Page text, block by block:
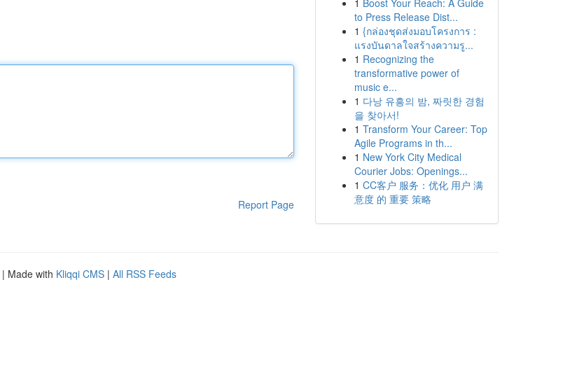
Report Page
1 Boost Your Reach: A Guide
to Press Release Dist...
1 {กล่องชุดส่งมอบโครงการ :
แรงบันดาลใจสร้างความรู...
1 Recognizing the
transformative power of
music e...
1 다낭 유흥의 밤, 짜릿한 경험
을 찾아서!
1 Transform Your Career: Top
Agile Programs in th...
1 New York City Medical
Courier Jobs: Openings...
1 CC客户 服务：优化 用户 满
意度 的 重要 策略
| Made with Kliqqi CMS | All RSS Feeds